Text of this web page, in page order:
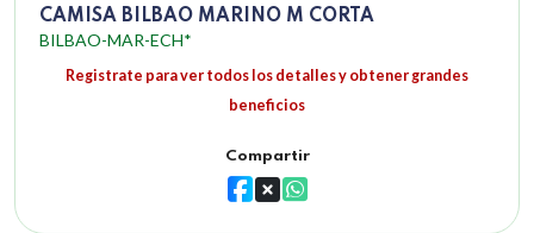
CAMISA BILBAO MARINO M CORTA
BILBAO-MAR-ECH*
Registrate para ver todos los detalles y obtener grandes
beneficios
Compartir